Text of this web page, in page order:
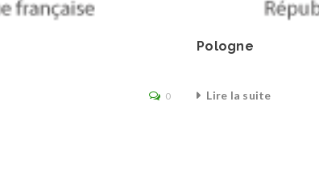
0
Pologne
Lire la suite